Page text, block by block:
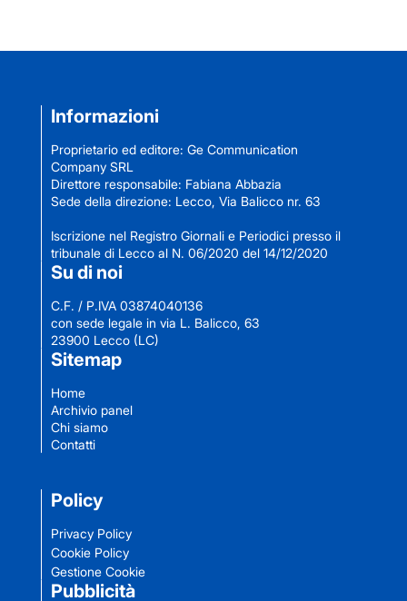
Informazioni
Proprietario ed editore: Ge Communication
Company SRL
Direttore responsabile: Fabiana Abbazia
Sede della direzione: Lecco, Via Balicco nr. 63
Iscrizione nel Registro Giornali e Periodici presso il
tribunale di Lecco al N. 06/2020 del 14/12/2020
Su di noi
C.F. / P.IVA 03874040136
con sede legale in via L. Balicco, 63
23900 Lecco (LC)
Sitemap
Home
Archivio panel
Chi siamo
Contatti
Policy
Privacy Policy
Cookie Policy
Gestione Cookie
Pubblicità